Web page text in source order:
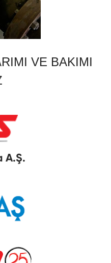
VE BAKIMI